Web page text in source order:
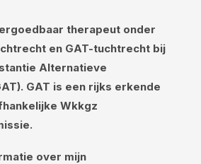
therapeut onder
en GAT-tuchtrecht bij
Alternatieve
GAT is een rijks erkende
Wkkgz
over mijn